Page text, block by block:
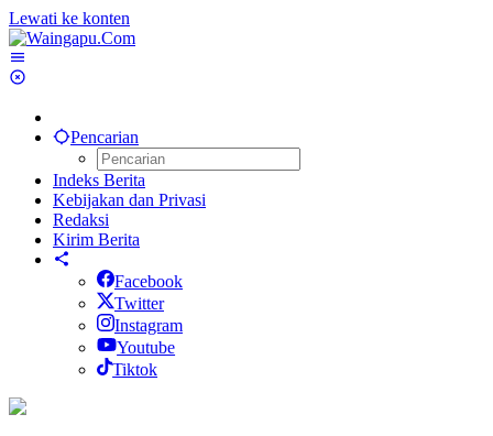
Lewati ke konten
Pencarian
Indeks Berita
Kebijakan dan Privasi
Redaksi
Kirim Berita
Facebook
Twitter
Instagram
Youtube
Tiktok